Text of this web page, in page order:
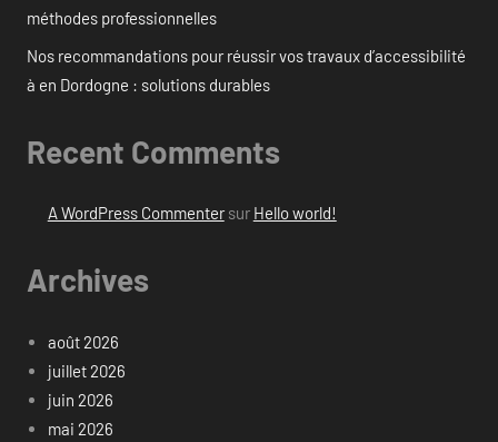
méthodes professionnelles
Nos recommandations pour réussir vos travaux d’accessibilité
à en Dordogne : solutions durables
Recent Comments
A WordPress Commentersur Hello world!
Archives
août 2026
juillet 2026
juin 2026
mai 2026